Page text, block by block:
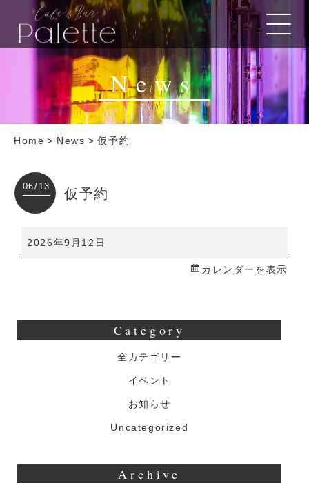
News
Home > News > 仮予約
06/13 仮予約
予
2026年9月12日
カレンダーを表示
Category
全カテゴリー
イベント
お知らせ
Uncategorized
Archive